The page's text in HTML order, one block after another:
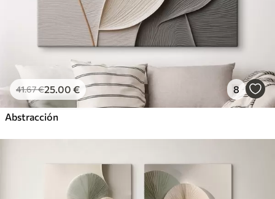
41.67€25.00 € 8
Abstracción